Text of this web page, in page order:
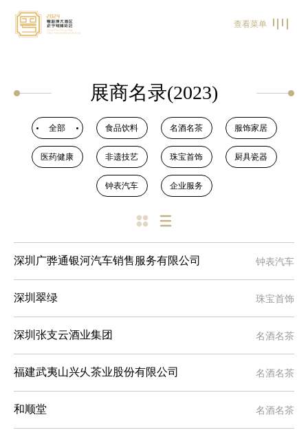
查看菜单
展商名录(2023)
全部 食品饮料 名酒名茶 服饰家居
医药健康 非遗技艺 珠宝首饰 厨具瓷器
钟表汽车 企业服务
深圳广骅通银河汽车销售服务有限公司 钟表汽车
深圳翠绿 珠宝首饰
深圳张支云酒业集团 名酒名茶
福建武夷山兴乆茶业股份有限公司 名酒名茶
和顺堂 名酒名茶